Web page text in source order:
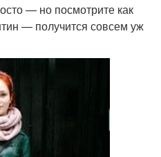
— но посмотрите как
— получится совсем уж